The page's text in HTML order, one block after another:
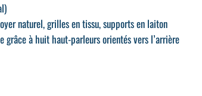
naturel, grilles en tissu, supports en laiton
grâce à huit haut-parleurs orientés vers l’arrière